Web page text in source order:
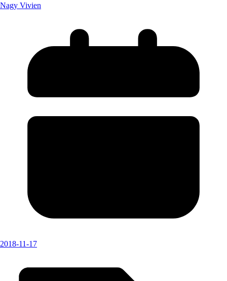
Nagy Vivien
2018-11-17